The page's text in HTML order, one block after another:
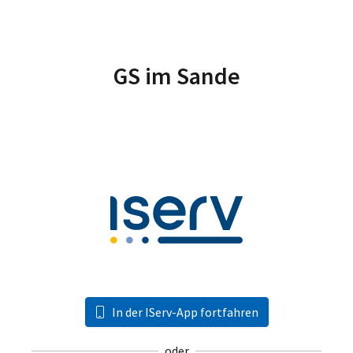
GS im Sande
In der IServ-App fortfahren